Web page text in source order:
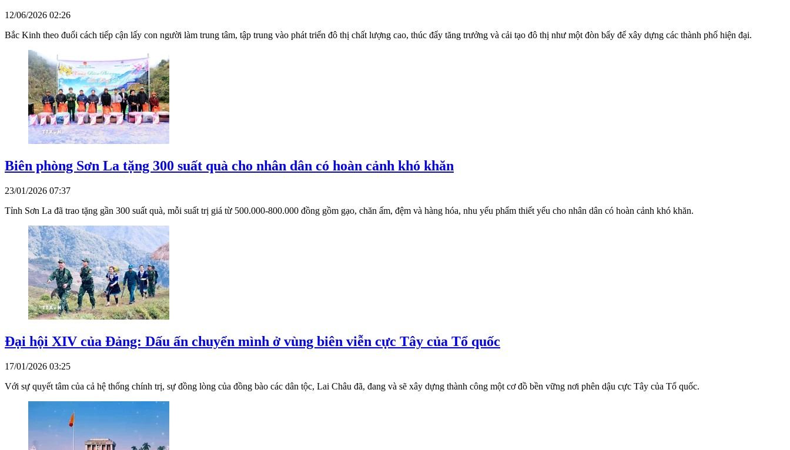
12/06/2026 02:26
Bắc Kinh theo đuổi cách tiếp cận lấy con người làm trung tâm, tập trung vào phát triển đô thị chất lượng cao, thúc đẩy tăng trưởng và cải tạo đô thị như một đòn bẩy để xây dựng các thành phố hiện đại.
Biên phòng Sơn La tặng 300 suất quà cho nhân dân có hoàn cảnh khó khăn
23/01/2026 07:37
Tỉnh Sơn La đã trao tặng gần 300 suất quà, mỗi suất trị giá từ 500.000-800.000 đồng gồm gạo, chăn ấm, đệm và hàng hóa, nhu yếu phẩm thiết yếu cho nhân dân có hoàn cảnh khó khăn.
Đại hội XIV của Đảng: Dấu ấn chuyển mình ở vùng biên viễn cực Tây của Tổ quốc
17/01/2026 03:25
Với sự quyết tâm của cả hệ thống chính trị, sự đồng lòng của đồng bào các dân tộc, Lai Châu đã, đang và sẽ xây dựng thành công một cơ đồ bền vững nơi phên dậu cực Tây của Tổ quốc.